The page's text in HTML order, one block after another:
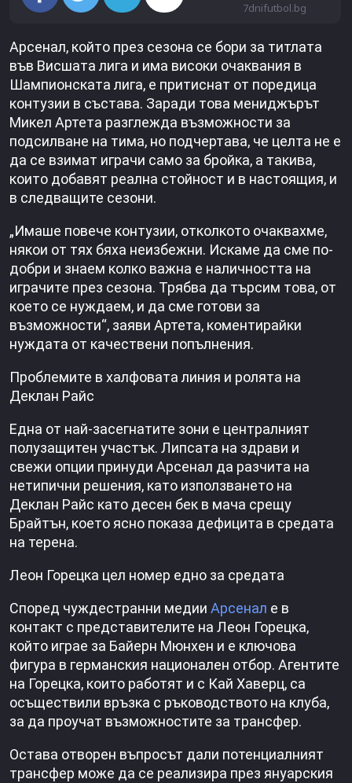
7dnifutbol.bg
Арсенал, който през сезона се бори за титлата
във Висшата лига и има високи очаквания в
Шампионската лига, е притиснат от поредица
контузии в състава. Заради това мениджърът
Микел Артета разглежда възможности за
подсилване на тима, но подчертава, че целта не е
да се взимат играчи само за бройка, а такива,
които добавят реална стойност и в настоящия, и
в следващите сезони.
„Имаше повече контузии, отколкото очаквахме,
някои от тях бяха неизбежни. Искаме да сме по-
добри и знаем колко важна е наличността на
играчите през сезона. Трябва да търсим това, от
което се нуждаем, и да сме готови за
възможности“, заяви Артета, коментирайки
нуждата от качествени попълнения.
Проблемите в халфовата линия и ролята на
Деклан Райс
Една от най-засегнатите зони е централният
полузащитен участък. Липсата на здрави и
свежи опции принуди Арсенал да разчита на
нетипични решения, като използването на
Деклан Райс като десен бек в мача срещу
Брайтън, което ясно показа дефицита в средата
на терена.
Леон Горецка цел номер едно за средата
Според чуждестранни медии Арсенал е в
контакт с представителите на Леон Горецка,
който играе за Байерн Мюнхен и е ключова
фигура в германския национален отбор. Агентите
на Горецка, които работят и с Кай Хаверц, са
осъществили връзка с ръководството на клуба,
за да проучат възможностите за трансфер.
Остава отворен въпросът дали потенциалният
трансфер може да се реализира през януарския